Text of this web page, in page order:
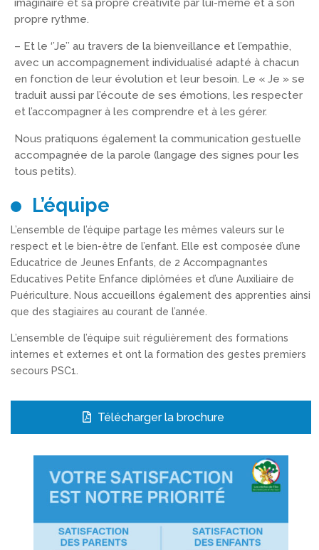
imaginaire et sa propre créativité par lui-même et à son
propre rythme.
– Et le ‘’Je’’ au travers de la bienveillance et l’empathie,
avec un accompagnement individualisé adapté à chacun
en fonction de leur évolution et leur besoin. Le « Je » se
traduit aussi par l’écoute de ses émotions, les respecter
et l’accompagner à les comprendre et à les gérer.
Nous pratiquons également la communication gestuelle
accompagnée de la parole (langage des signes pour les
tous petits).
L’équipe
L’ensemble de l’équipe partage les mêmes valeurs sur le
respect et le bien-être de l’enfant. Elle est composée d’une
Educatrice de Jeunes Enfants, de 2 Accompagnantes
Educatives Petite Enfance diplômées et d’une Auxiliaire de
Puériculture. Nous accueillons également des apprenties ainsi
que des stagiaires au courant de l’année.
L’ensemble de l’équipe suit régulièrement des formations
internes et externes et ont la formation des gestes premiers
secours PSC1.
Télécharger la brochure